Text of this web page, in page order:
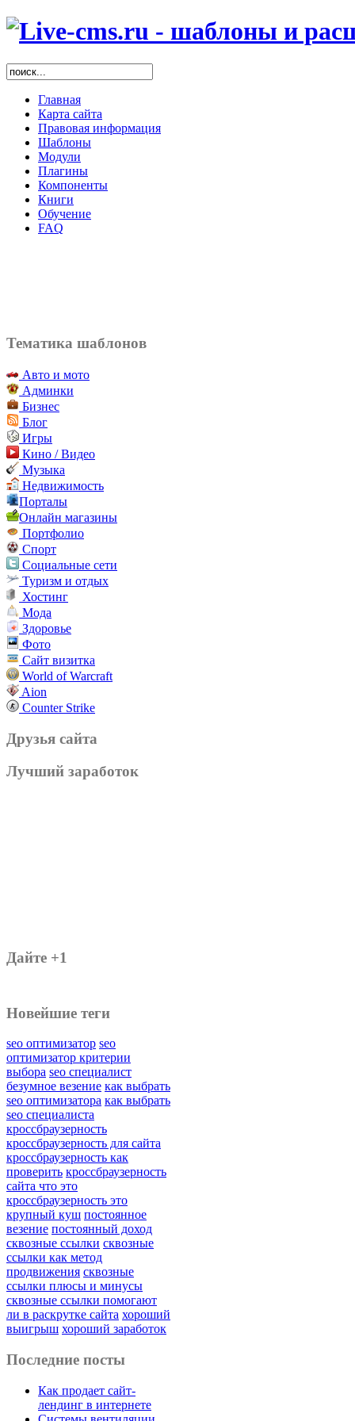
Главная
Карта сайта
Правовая информация
Шаблоны
Модули
Плагины
Компоненты
Книги
Обучение
FAQ
Тематика шаблонов
Авто и мото
Админки
Бизнес
Блог
Игры
Кино / Видео
Музыка
Недвижимость
Порталы
Онлайн магазины
Портфолио
Спорт
Социальные сети
Туризм и отдых
Хостинг
Мода
Здоровье
Фото
Сайт визитка
World of Warcraft
Aion
Counter Strike
Друзья сайта
Лучший заработок
Дайте +1
Новейшие теги
seo оптимизатор seo
оптимизатор критерии
выбора seo специалист
безумное везение как выбрать
seo оптимизатора как выбрать
seo специалиста
кроссбраузерность
кроссбраузерность для сайта
кроссбраузерность как
проверить кроссбраузерность
сайта что это
кроссбраузерность это
крупный куш постоянное
везение постоянный доход
сквозные ссылки сквозные
ссылки как метод
продвижения сквозные
ссылки плюсы и минусы
сквозные ссылки помогают
ли в раскрутке сайта хороший
выигрыш хороший заработок
Последние посты
Как продает сайт-
лендинг в интернете